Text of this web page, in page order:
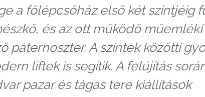
a főlépcsőház első két szintjéig
és az ott működő műemléki
páternoszter. A szintek közötti
liftek is segítik. A felújítás
pazar és tágas tere kiállítások